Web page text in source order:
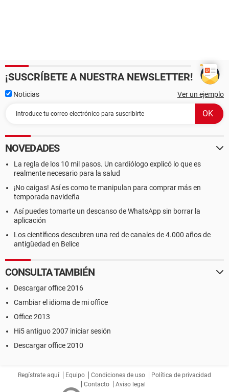
¡SUSCRÍBETE A NUESTRA NEWSLETTER!
Noticias Ver un ejemplo
NOVEDADES
La regla de los 10 mil pasos. Un cardiólogo explicó lo que es
realmente necesario para la salud
¡No caigas! Así es como te manipulan para comprar más en
temporada navideña
Así puedes tomarte un descanso de WhatsApp sin borrar la
aplicación
Los científicos descubren una red de canales de 4.000 años de
antigüedad en Belice
CONSULTA TAMBIÉN
Descargar office 2016
Cambiar el idioma de mi office
Office 2013
Hi5 antiguo 2007 iniciar sesión
Descargar office 2010
Regístrate aquí Equipo Condiciones de uso
Política de privacidad
Contacto
Aviso legal